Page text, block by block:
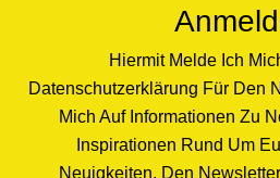
Hiermit Melde Ich
Datenschutzerklärung Für Den
Mich Auf Informationen Zu
Inspirationen Rund Um
Neuigkeiten. Den